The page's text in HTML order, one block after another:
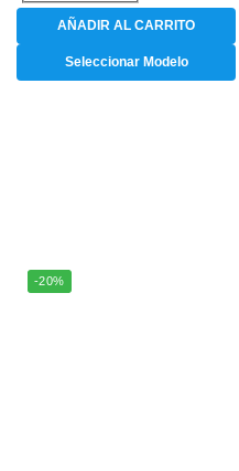
AÑADIR AL CARRITO
Seleccionar Modelo
-20%